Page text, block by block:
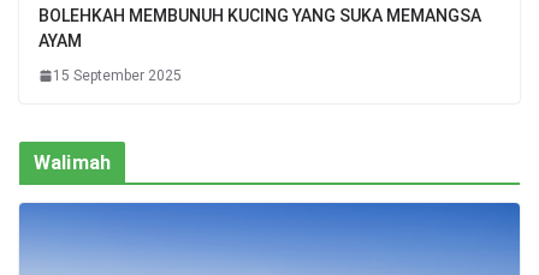
BOLEHKAH MEMBUNUH KUCING YANG SUKA MEMANGSA
AYAM
15 September 2025
Walimah